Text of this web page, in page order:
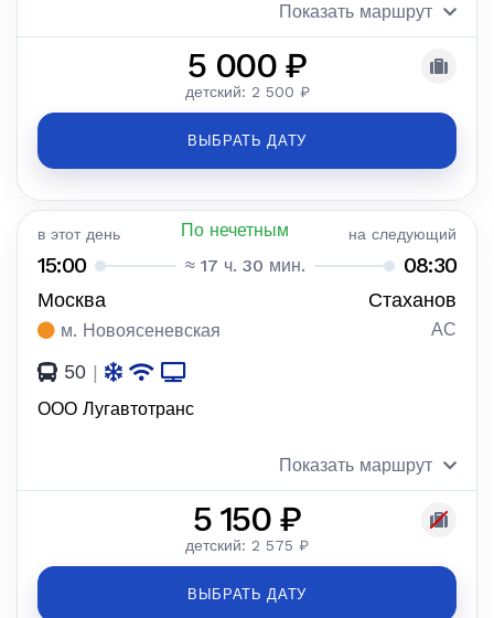
Показать маршрут
5 000 ₽
детский: 2 500 ₽
ВЫБРАТЬ ДАТУ
в этот день По нечетным на следующий
15:00 ≈ 17 ч. 30 мин. 08:30
Москва Стаханов
м. Новоясеневская АС
50 |
ООО Лугавтотранс
Показать маршрут
5 150 ₽
детский: 2 575 ₽
ВЫБРАТЬ ДАТУ